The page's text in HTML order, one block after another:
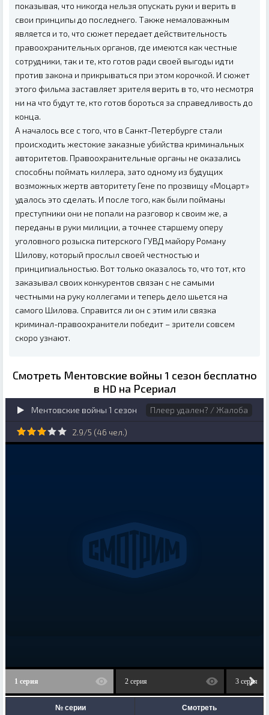
показывая, что никогда нельзя опускать руки и верить в
свои принципы до последнего. Также немаловажным
является и то, что сюжет передает действительность
правоохранительных органов, где имеются как честные
сотрудники, так и те, кто готов ради своей выгоды идти
против закона и прикрываться при этом корочкой. И сюжет
этого фильма заставляет зрителя верить в то, что несмотря
ни на что будут те, кто готов бороться за справедливость до
конца.
А началось все с того, что в Санкт-Петербурге стали
происходить жестокие заказные убийства криминальных
авторитетов. Правоохранительные органы не оказались
способны поймать киллера, зато одному из будущих
возможных жертв авторитету Гене по прозвищу «Моцарт»
удалось это сделать. И после того, как были пойманы
преступники они не попали на разговор к своим же, а
переданы в руки милиции, а точнее старшему оперу
уголовного розыска питерского ГУВД майору Роману
Шилову, который прослыл своей честностью и
принципиальностью. Вот только оказалось то, что тот, кто
заказывал своих конкурентов связан с не самыми
честными на руку коллегами и теперь дело шьется на
самого Шилова. Справится ли он с этим или связка
криминал-правоохранители победит – зрители совсем
скоро узнают.
Смотреть Ментовские войны 1 сезон бесплатно
в HD на Рсериал
Ментовские войны 1 сезон Плеер удален? / Жалоба
2.9/5 (46 чел.)
1 серия 2 серия 3 серия
№ серии Смотреть